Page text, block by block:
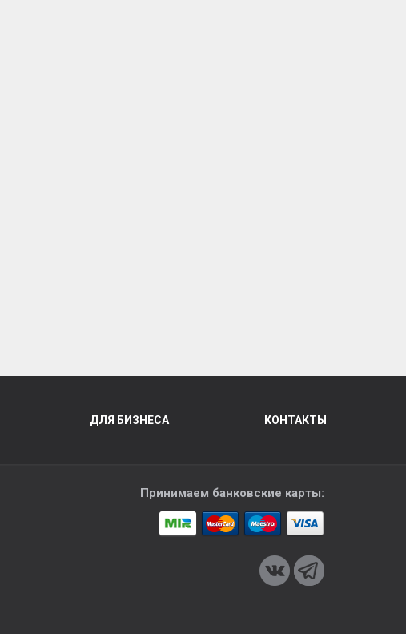
ДЛЯ БИЗНЕСА КОНТАКТЫ
Принимаем банковские карты: